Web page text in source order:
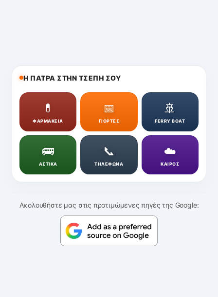
Η ΠΑΤΡΑ ΣΤΗΝ ΤΣΕΠΗ ΣΟΥ
💊
ΦΑΡΜΑΚΕΙΑ
📅
ΓΙΟΡΤΕΣ
🚢
FERRY BOAT
🚌
ΑΣΤΙΚΑ
📞
ΤΗΛΕΦΩΝΑ
☁️
ΚΑΙΡΟΣ
Ακολουθήστε μας στις προτιμώμενες πηγές της Google: